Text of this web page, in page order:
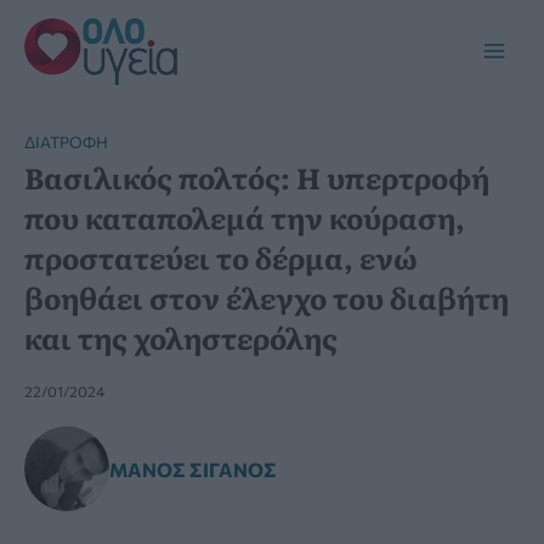
Μετάβαση
στο
περιεχόμενο
ΔΙΑΤΡΟΦΉ
Βασιλικός πολτός: Η υπερτροφή
που καταπολεμά την κούραση,
προστατεύει το δέρμα, ενώ
βοηθάει στον έλεγχο του διαβήτη
και της χοληστερόλης
22/01/2024
ΜΆΝΟΣ ΣΙΓΑΝΌΣ